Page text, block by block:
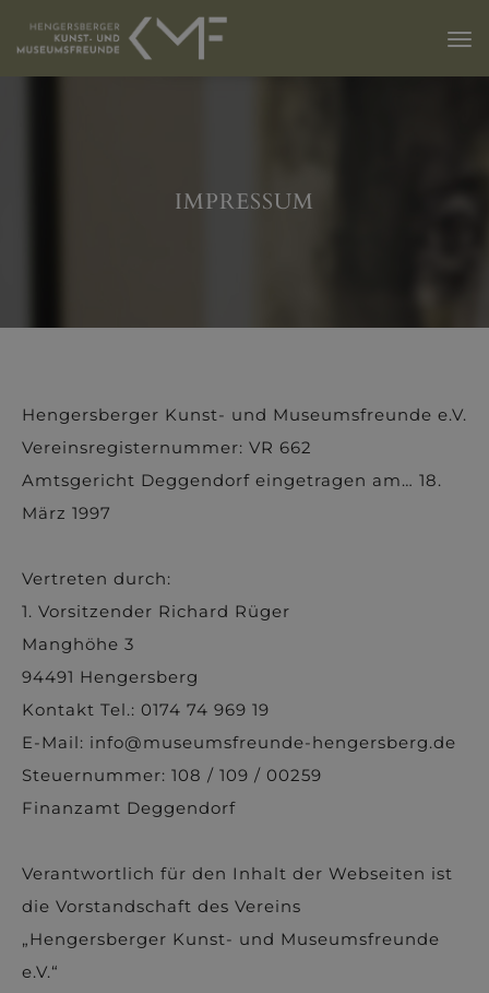
IMPRESSUM
Hengersberger Kunst- und Museumsfreunde e.V.
Vereinsregisternummer: VR 662
Amtsgericht Deggendorf eingetragen am… 18.
März 1997
Vertreten durch:
1. Vorsitzender Richard Rüger
Manghöhe 3
94491 Hengersberg
Kontakt Tel.: 0174 74 969 19
E-Mail: info@museumsfreunde-hengersberg.de
Steuernummer: 108 / 109 / 00259
Finanzamt Deggendorf
Verantwortlich für den Inhalt der Webseiten ist
die Vorstandschaft des Vereins
„Hengersberger Kunst- und Museumsfreunde
e.V.“